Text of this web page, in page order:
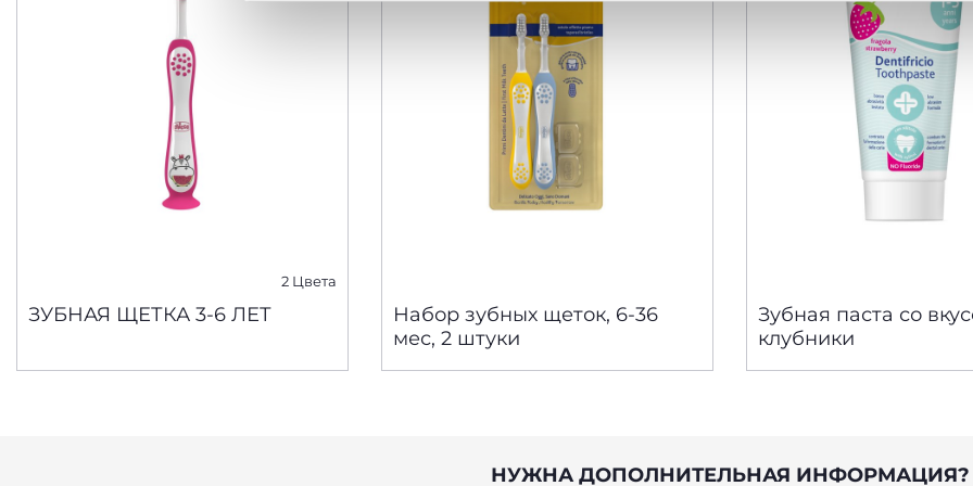
2 Цвета
ЗУБНАЯ ЩЕТКА 3-6 ЛЕТ
Набор зубных щеток, 6-36
мес, 2 штуки
Зубная паста со
клубники
НУЖНА ДОПОЛНИТЕЛЬНАЯ ИНФОРМАЦИЯ?